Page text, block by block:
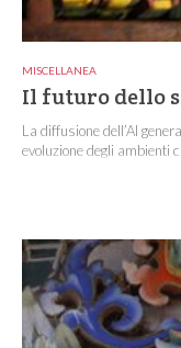
MISCELLANEA
Il futuro dello
La diffusione dell’AI
evoluzione degli ambienti